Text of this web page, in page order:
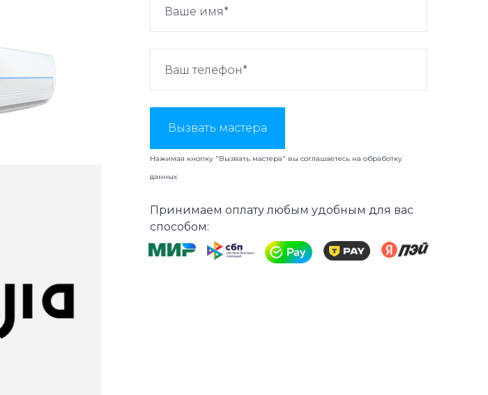
Вызвать мастера
Нажимая кнопку "Вызвать мастера" вы соглашаетесь наобработку
данных
Принимаем оплату любым удобным для вас
способом: